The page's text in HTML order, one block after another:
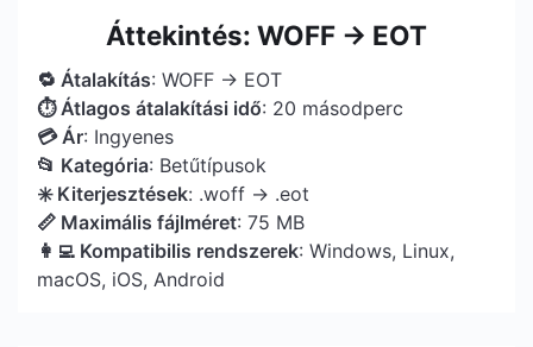
Áttekintés: WOFF → EOT
🔁 Átalakítás: WOFF → EOT
⏱ Átlagos átalakítási idő: 20 másodperc
💳 Ár: Ingyenes
📂 Kategória: Betűtípusok
✳️ Kiterjesztések: .woff → .eot
📏 Maximális fájlméret: 75 MB
👩‍💻 Kompatibilis rendszerek: Windows, Linux,
macOS, iOS, Android